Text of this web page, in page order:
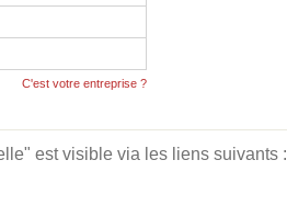
C'est votre entreprise ?
est visible via les liens suivants :